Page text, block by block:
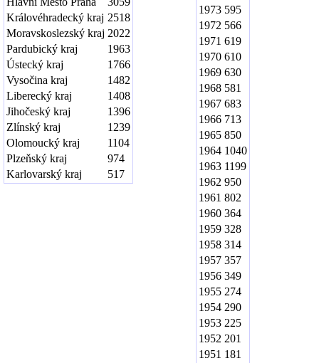
Královéhradecký kraj 2518
Moravskoslezský kraj 2022
Pardubický kraj
1963
Ústecký kraj
1766
Vysočina kraj
1482
Liberecký kraj
1408
Jihočeský kraj
1396
Zlínský kraj
1239
Olomoucký kraj
1104
Plzeňský kraj
974
Karlovarský kraj
517
1973 595
1972 566
1971 619
1970 610
1969 630
1968 581
1967 683
1966 713
1965 850
1964 1040
1963 1199
1962 950
1961 802
1960 364
1959 328
1958 314
1957 357
1956 349
1955 274
1954 290
1953 225
1952 201
1951 181